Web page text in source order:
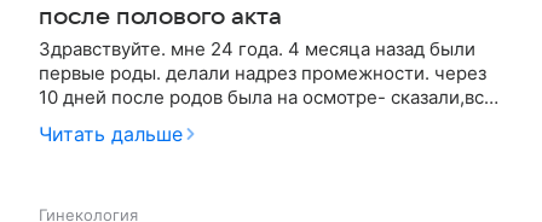
после полового акта
Здравствуйте. мне 24 года. 4 месяца назад были
первые роды. делали надрез промежности. через
10 дней после родов была на осмотре- сказали,все
в порядке. лохии закончились спустя где-то 6
недель. к 2 месяцам произошел первый акт после
Читать дальше
Гинекология